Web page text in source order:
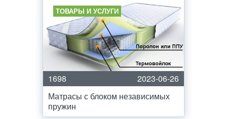
ТОВАРЫ И УСЛУГИ
1698
2023-06-26
Матрасы с блоком независимых
пружин